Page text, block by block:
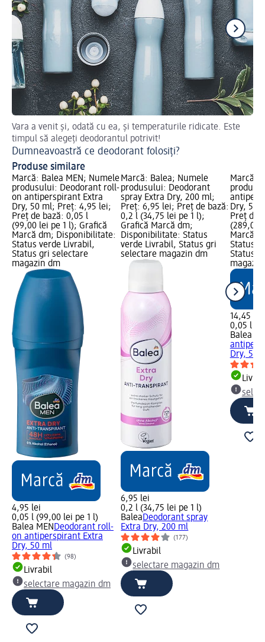
Vara a venit și, odată cu ea, și temperaturile ridicate. Este
timpul să alegeți deodorantul potrivit!
Dumneavoastră ce deodorant folosiți?
Produse similare
Marcă: Balea MEN; Numele
produsului: Deodorant roll-
on antiperspirant Extra
Dry, 50 ml; Preț: 4,95 lei;
Preț de bază: 0,05 l
(99,00 lei pe 1 l); Grafică
Marcă dm; Disponibilitate:
Status verde Livrabil,
Status gri selectare
magazin dm
4,95 lei
0,05 l (99,00 lei pe 1 l)
Balea MEN Deodorant roll-
on antiperspirant Extra
Dry, 50 ml
(98)
Livrabil
selectare magazin dm
Marcă: Balea; Numele
produsului: Deodorant
spray Extra Dry, 200 ml;
Preț: 6,95 lei; Preț de bază:
0,2 l (34,75 lei pe 1 l);
Grafică Marcă dm;
Disponibilitate: Status
verde Livrabil, Status gri
selectare magazin dm
6,95 lei
0,2 l (34,75 lei pe 1 l)
BaleaDeodorant spray
Extra Dry, 200 ml
(177)
Livrabil
selectare magazin dm
Marcă:
Dry, 50
Preț de
(289,00
Marcă
Status
Status
14,45 lei
0,05 l
Balea
Dry, 50